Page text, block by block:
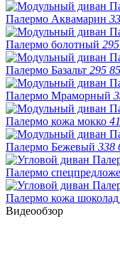
Палермо Аквамарин
Палермо болотный
Палермо Базальт 295
Палермо Мраморный
Палермо кожа мокко
Палермо Бежевый 338
Палермо
Палермо кожа шоколад
Видеообзор